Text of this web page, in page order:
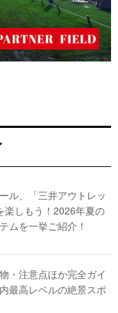
ル、「三井アウトレッ
楽しもう！2026年夏の
ムを一挙ご紹介！
・注意点ほか完全ガイ
最高レベルの絶景スポ